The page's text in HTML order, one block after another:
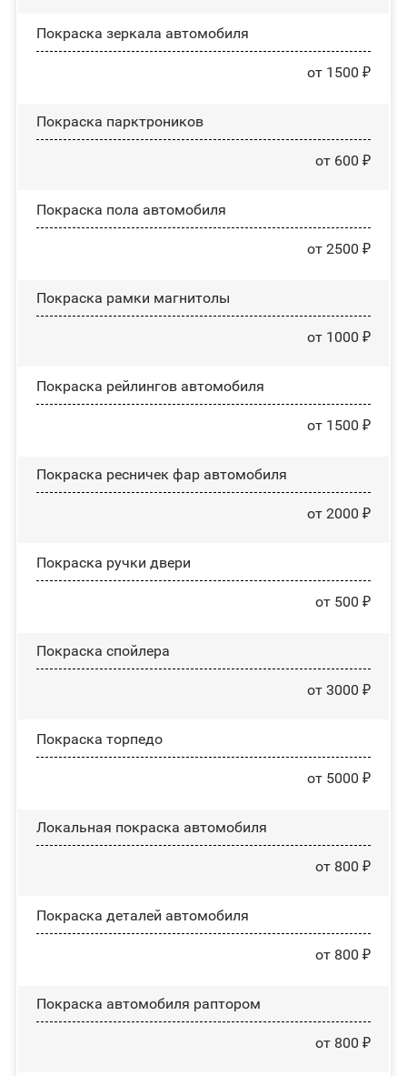
Покраска зеркала автомобиля
от 1500 ₽
Покраска парктроников
от 600 ₽
Покраска пола автомобиля
от 2500 ₽
Покраска рамки магнитолы
от 1000 ₽
Покраска рейлингов автомобиля
от 1500 ₽
Покраска ресничек фар автомобиля
от 2000 ₽
Покраска ручки двери
от 500 ₽
Покраска спойлера
от 3000 ₽
Покраска торпедо
от 5000 ₽
Локальная покраска автомобиля
от 800 ₽
Покраска деталей автомобиля
от 800 ₽
Покраска автомобиля раптором
от 800 ₽